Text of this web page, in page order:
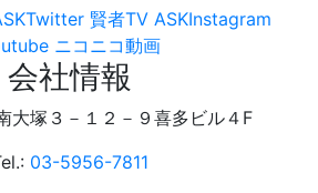
賢者TV ASKInstagram
ニコニコ動画
会社情報
大塚３－１２－９喜多ビル４F
03-5956-7811